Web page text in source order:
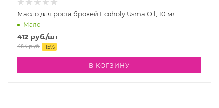
Масло для роста бровей Ecoholy Usma Oil, 10 мл
Мало
412 руб./шт
484руб. -15%
В КОРЗИНУ